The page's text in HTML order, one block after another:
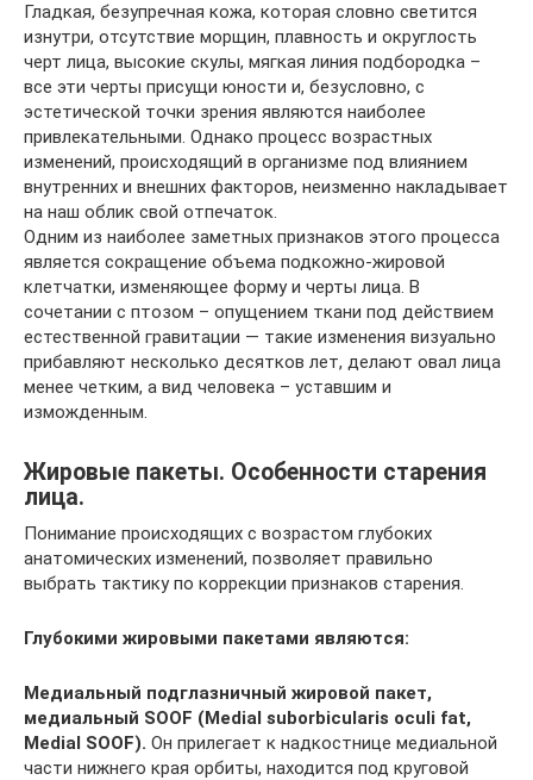
Гладкая, безупречная кожа, которая словно светится
изнутри, отсутствие морщин, плавность и округлость
черт лица, высокие скулы, мягкая линия подбородка –
все эти черты присущи юности и, безусловно, с
эстетической точки зрения являются наиболее
привлекательными. Однако процесс возрастных
изменений, происходящий в организме под влиянием
внутренних и внешних факторов, неизменно накладывает
на наш облик свой отпечаток.
Одним из наиболее заметных признаков этого процесса
является сокращение объема подкожно-жировой
клетчатки, изменяющее форму и черты лица. В
сочетании с птозом – опущением ткани под действием
естественной гравитации — такие изменения визуально
прибавляют несколько десятков лет, делают овал лица
менее четким, а вид человека – уставшим и
изможденным.
Жировые пакеты. Особенности старения
лица.
Понимание происходящих с возрастом глубоких
анатомических изменений, позволяет правильно
выбрать тактику по коррекции признаков старения.
Глубокими жировыми пакетами являются:
Медиальный подглазничный жировой пакет,
медиальный SOOF (Medial suborbicularis oculi fat,
Medial SOOF). Он прилегает к надкостнице медиальной
части нижнего края орбиты, находится под круговой